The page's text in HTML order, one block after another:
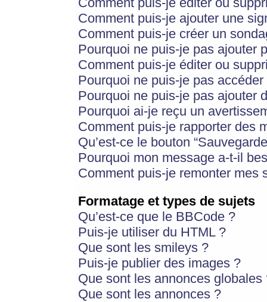
Comment puis-je ajouter une
Comment puis-je créer un
Pourquoi ne puis-je pas ajouter
Comment puis-je éditer ou
Pourquoi ne puis-je pas
Pourquoi ne puis-je pas ajouter
Pourquoi ai-je reçu un
Comment puis-je rapporter des
Qu’est-ce le bouton
Pourquoi mon message a-t-il
Comment puis-je remonter mes
Formatage et types de sujets
Qu’est-ce que le BBCode ?
Puis-je utiliser du HTML ?
Que sont les smileys ?
Puis-je publier des images ?
Que sont les annonces globales
Que sont les annonces ?